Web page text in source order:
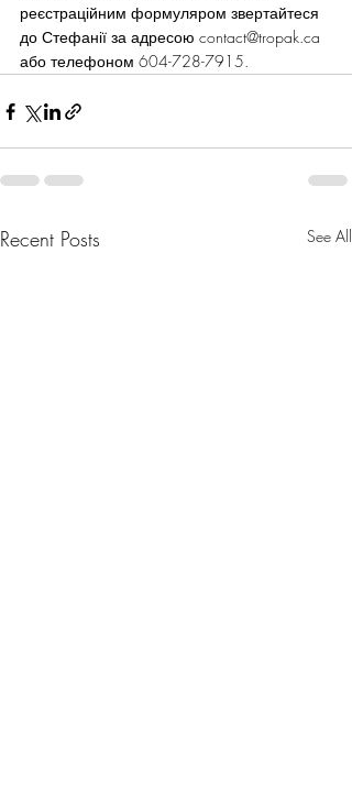
реєстраційним формуляром звертайтеся
до Стефанії за адресою contact@tropak.ca
або телефоном 604-728-7915.
Recent Posts See All